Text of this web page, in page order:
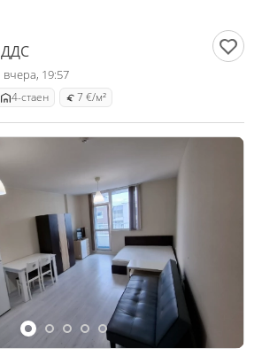
ДДС
19:57
4-стаен 7 €/м²